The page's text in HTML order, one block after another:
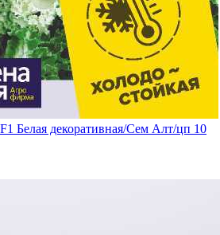
Белая декоративная/Сем Алт/цп 10